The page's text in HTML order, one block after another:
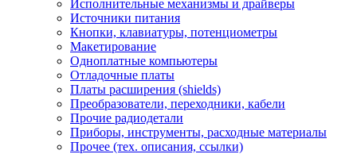
Исполнительные механизмы и драйверы
Источники питания
Кнопки, клавиатуры, потенциометры
Макетирование
Одноплатные компьютеры
Отладочные платы
Платы расширения (shields)
Преобразователи, переходники, кабели
Прочие радиодетали
Приборы, инструменты, расходные материалы
Прочее (тех. описания, ссылки)